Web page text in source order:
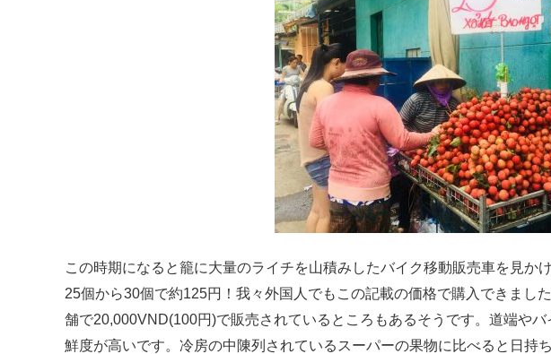
この時期になると籠に大量のライチを山積みしたバイク移動販売車を見か
25個から30個で約125円！我々外国人でもこの記載の価格で購入できまし
舗で20,000VND(100円)で販売されているところもあるそうです。道端や
鮮度が高いです。冷房の中陳列されているスーパーの果物に比べると日持